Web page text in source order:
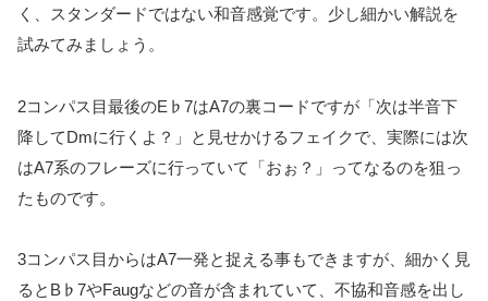
く、スタンダードではない和音感覚です。少し細かい解説を
試みてみましょう。
2コンパス目最後のE♭7はA7の裏コードですが「次は半音下
降してDmに行くよ？」と見せかけるフェイクで、実際には次
はA7系のフレーズに行っていて「おぉ？」ってなるのを狙っ
たものです。
3コンパス目からはA7一発と捉える事もできますが、細かく見
るとB♭7やFaugなどの音が含まれていて、不協和音感を出し